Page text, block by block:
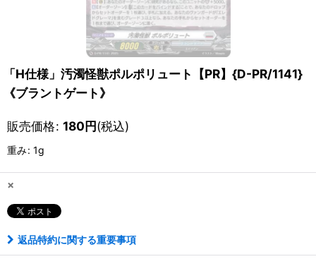
「H仕様」汚濁怪獣ポルポリュート【PR】{D-PR/1141}
《ブラントゲート》
販売価格: 180円(税込)
重み: 1g
×
返品特約に関する重要事項